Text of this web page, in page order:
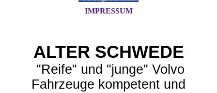
IMPRESSUM
ALTER SCHWEDE
"Reife" und "junge" Volvo
Fahrzeuge kompetent und